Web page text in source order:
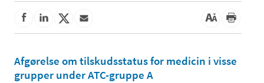
Afgørelse om tilskudsstatus for medicin i visse
grupper under ATC-gruppe A